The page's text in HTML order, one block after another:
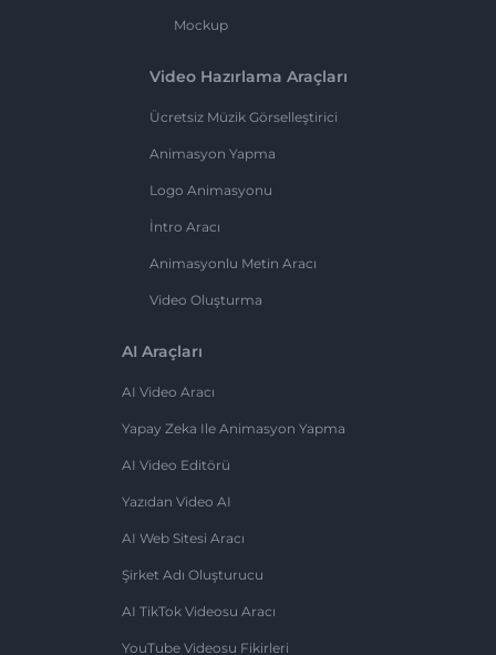
Mockup
Video Hazırlama Araçları
Ücretsiz Müzik Görselleştirici
Animasyon Yapma
Logo Animasyonu
İntro Aracı
Animasyonlu Metin Aracı
Video Oluşturma
AI Araçları
AI Video Aracı
Yapay Zeka Ile Animasyon Yapma
AI Video Editörü
Yazıdan Video AI
AI Web Sitesi Aracı
Şirket Adı Oluşturucu
AI TikTok Videosu Aracı
YouTube Videosu Fikirleri